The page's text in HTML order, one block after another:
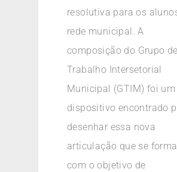
resolutiva para os
rede municipal. A
composição do Grupo de
Trabalho Intersetorial
Municipal (GTIM) foi um
dispositivo encontrado
desenhar essa nova
articulação que se
com o objetivo de